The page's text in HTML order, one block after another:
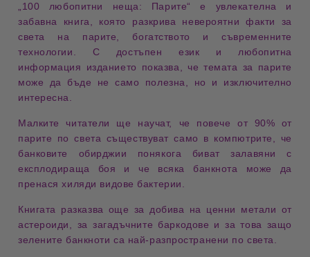
„100 любопитни неща: Парите“
е увлекателна и
забавна книга , която разкрива невероятнифакти
за
света на парите богатството
и съвременните
технологии
. С достъпен език и любопитна
информация
изданието показва, че темата за парите
може да бъде не само полезна, но и изключително
интересна
Малките читатели ще научат, че повече от 90% от
парите по света съществуват само в компютрите
, че
банковите обирджии понякога биват залавяни с
експлодираща боя и че всяка банкнота може да
пренася хиляди видове бактерии
Книгата разказва още за добива на ценни метали от
астероиди
, за загадъчните баркодове и за това защо
зелените банкноти са най-разпространени по света.